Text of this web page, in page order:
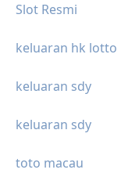
Slot Resmi
keluaran hk lotto
keluaran sdy
keluaran sdy
toto macau